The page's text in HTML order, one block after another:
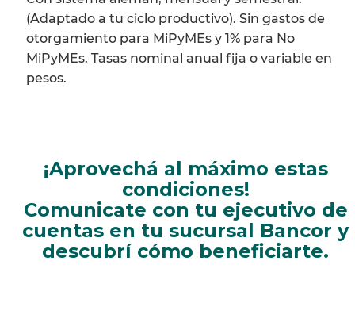
(Adaptado a tu ciclo productivo). Sin gastos de
otorgamiento para MiPyMEs y 1% para No
MiPyMEs. Tasas nominal anual fija o variable en
pesos.
¡Aprovechá al máximo estas
condiciones!
Comunicate con tu ejecutivo de
cuentas en tu sucursal Bancor y
descubrí cómo beneficiarte.